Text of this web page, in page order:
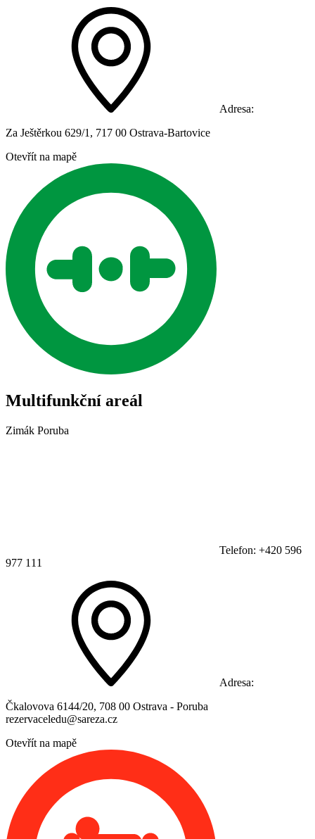
Adresa:
Za Ještěrkou 629/1, 717 00 Ostrava-Bartovice
Otevřít na mapě
Multifunkční areál
Zimák Poruba
977 111
Adresa:
Čkalovova 6144/20, 708 00 Ostrava - Poruba
rezervaceledu@sareza.cz
Otevřít na mapě